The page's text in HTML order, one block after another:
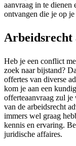
aanvraag in te
ontvangen die je op
Heb je een conflict
zoek naar bijstand?
offertes van diverse
kom je aan een
offerteaanvraag zul je
van de arbeidsrecht
immers wel graag
kennis en ervaring.
juridische affaires.